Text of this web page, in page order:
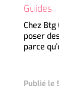
Guides
Chez
poser
parce
Publié le